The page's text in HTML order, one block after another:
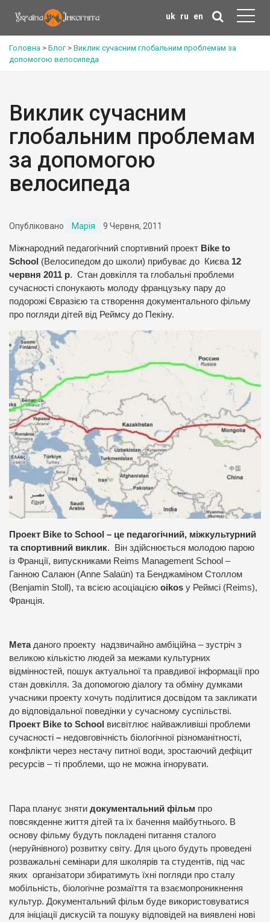
uk ru en
Головна > Блог> Виклик сучасним глобальним проблемам за
допомогою велосипеда
Виклик сучасним
глобальним проблемам
за допомогою
велосипеда
Опубліковано Марія 9 Червня, 2011
Міжнародний педагогічний спортивний проект Bike to
School (Велосипедом до школи) прибуває до Києва 12
червня 2011 р. Стан довкілля та глобальні проблеми
сучасності спонукають молоду французьку пару до
подорожі Євразією та створення документального фільму
про погляди дітей від Реймсу до Пекіну.
Проект Bike to School – це педагогічний, міжкультурний
та спортивний виклик.
Він здійснюється молодою парою
із Франції, випускниками Reims Management School –
Ганною Салаюн (Anne Salaün) та Бенджаміном Столлом
(Benjamin Stoll ), та всією асоціацією oikos у Реймсі (Reims),
Франція.
Метаданого проекту надзвичайно амбіційна – зустріч з
великою кількістю людей за межами культурних
відмінностей, пошук актуальної та правдивої інформації про
стан довкілля. За допомогою діалогу та обміну думками
учасники проекту хочуть поділитися досвідом та закликати
до відповідальної поведінки у сучасному суспільстві.
Проект Bike to School висвітлює найважливіші проблеми
сучасності – недовговічність біологічної різноманітності,
конфлікти через нестачу питної води, зростаючий дефіцит
ресурсів – ті проблеми, що не можна ігнорувати.
Пара планує зняти документальний фільм про
повсякденне життя дітей та їх бачення майбутнього. В
основу фільму будуть покладені питання сталого
(неруйнівного) розвитку світу. Для цього будуть проведені
розважальні семінари для школярів та студентів, під час
яких організатори збиратимуть їхні погляди про сталу
мобільність, біологічне розмаїття та взаємопроникнення
культур. Документальний фільм буде використовуватися
для ініціації дискусій та пошуку відповідей на виявлені нові